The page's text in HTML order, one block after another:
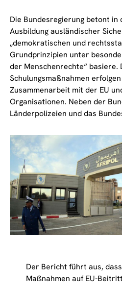
Die Bundesregierung betont
Ausbildung ausländischer
„demokratischen und
Grundprinzipien unter
der Menschenrechte“ basiere.
Schulungsmaßnahmen
Zusammenarbeit mit der EU
Organisationen. Neben der
Länderpolizeien und das
Der Bericht führt aus,
Maßnahmen auf EU-